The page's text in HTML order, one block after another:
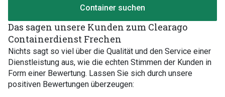
Container suchen
Das sagen unsere Kunden zum Clearago
Containerdienst Frechen
Nichts sagt so viel über die Qualität und den Service einer
Dienstleistung aus, wie die echten Stimmen der Kunden in
Form einer Bewertung. Lassen Sie sich durch unsere
positiven Bewertungen überzeugen: